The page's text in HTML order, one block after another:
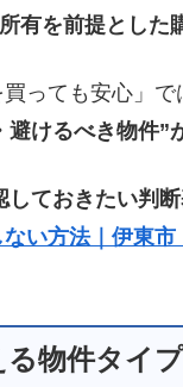
有を前提とした
っても安心」で
けるべき物件”
しておきたい判
い方法｜伊東
る物件タイ